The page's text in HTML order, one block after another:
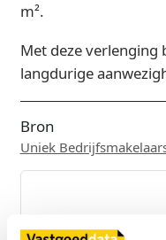
m².
Met deze verlenging
langdurige
Bron
Uniek
Exclusief